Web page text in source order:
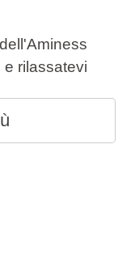
rilassatevi